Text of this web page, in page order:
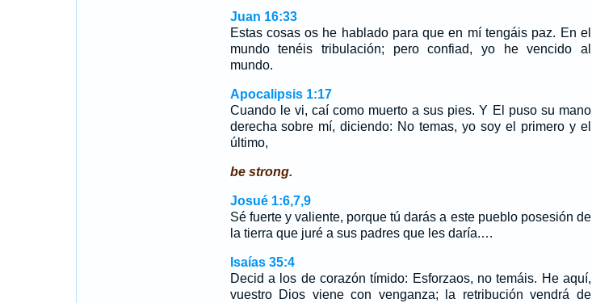
Juan 16:33
Estas cosas os he hablado para que en mí tengáis paz. En el
mundo tenéis tribulación; pero confiad, yo he vencido al
mundo.
Apocalipsis 1:17
Cuando le vi, caí como muerto a sus pies. Y El puso su mano
derecha sobre mí, diciendo: No temas, yo soy el primero y el
último,
be strong.
Josué 1:6,7,9
Sé fuerte y valiente, porque tú darás a este pueblo posesión de
la tierra que juré a sus padres que les daría.…
Isaías 35:4
Decid a los de corazón tímido: Esforzaos, no temáis. He aquí,
vuestro Dios viene con venganza; la retribución vendrá de